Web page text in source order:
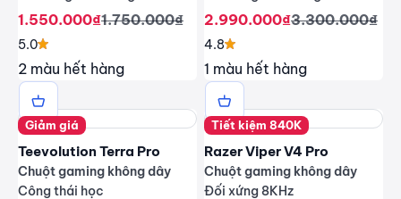
Giá giảm
1.550.000₫Giá thông thường
1.750.000₫
5.0
2 màu hết hàng
Giá giảm
2.990.000₫Giá thông
3.300.000₫
4.8
1 màu hết hàng
Giảm giá
Teevolution Terra Pro
Chuột gaming không dây
Công thái học
Tiết kiệm 840K
Razer Viper V4 Pro
Chuột gaming không dây
Đối xứng 8KHz